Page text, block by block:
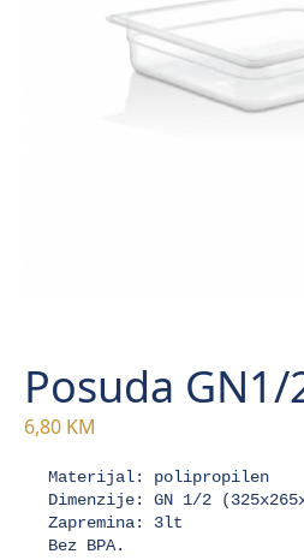
Posuda GN1/
6,80 KM
Materijal: polipropilen
Dimenzije: GN 1/2
Zapremina: 3lt
Bez BPA.